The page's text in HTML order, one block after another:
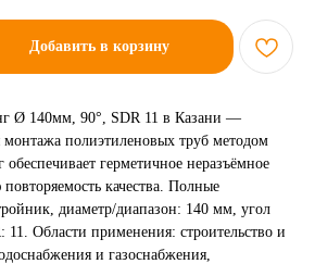
Добавить в корзину
Ø 140мм, 90°, SDR 11 в Казани —
полиэтиленовых труб методом
герметичное неразъёмное
качества. Полные
диаметр/диапазон: 140 мм, угол
11. Области применения: строительство и
и газоснабжения,